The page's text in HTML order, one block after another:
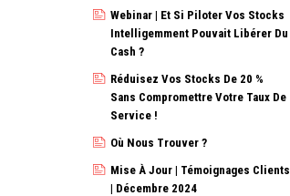
Webinar | Et Si Piloter Vos Stocks
Intelligemment Pouvait Libérer Du
Cash ?
Réduisez Vos Stocks De 20 %
Sans Compromettre Votre Taux De
Service !
Où Nous Trouver ?
Mise À Jour | Témoignages Clients
| Décembre 2024